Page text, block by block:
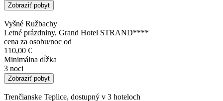
Zobraziť pobyt
Vyšné Ružbachy
Letné prázdniny, Grand Hotel STRAND****
cena za osobu/noc od
110,00 €
Minimálna dĺžka
3 noci
Zobraziť pobyt
Trenčianske Teplice, dostupný v 3 hoteloch